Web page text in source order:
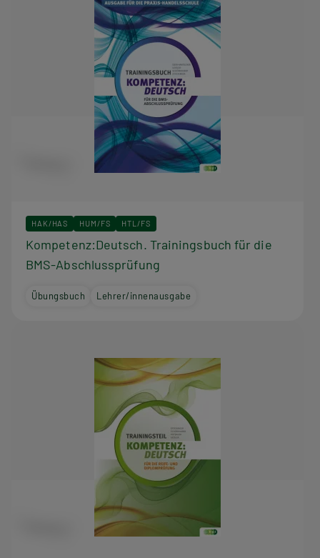
HAK/HAS HUM/FS HTL/FS
Kompetenz:Deutsch. Trainingsbuch für die
BMS-Abschlussprüfung
Übungsbuch Lehrer/innenausgabe